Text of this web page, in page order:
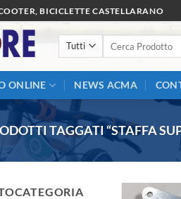
BICICLETTE CASTELLARANO
ONLINE NEWS ACMA
TAGGATI “STAFFA